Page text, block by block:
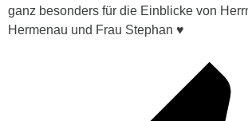
ganz besonders für die Einblicke von
Hermenau und Frau Stephan ♥️